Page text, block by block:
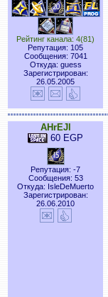
Рейтинг канала: 4(81)
Репутация: 105
Сообщения: 7041
Откуда: guess
Зарегистрирован:
26.05.2005
AHrEJl
60 EGP
Репутация: -7
Сообщения: 53
Откуда: IsleDeMuerto
Зарегистрирован:
26.06.2010